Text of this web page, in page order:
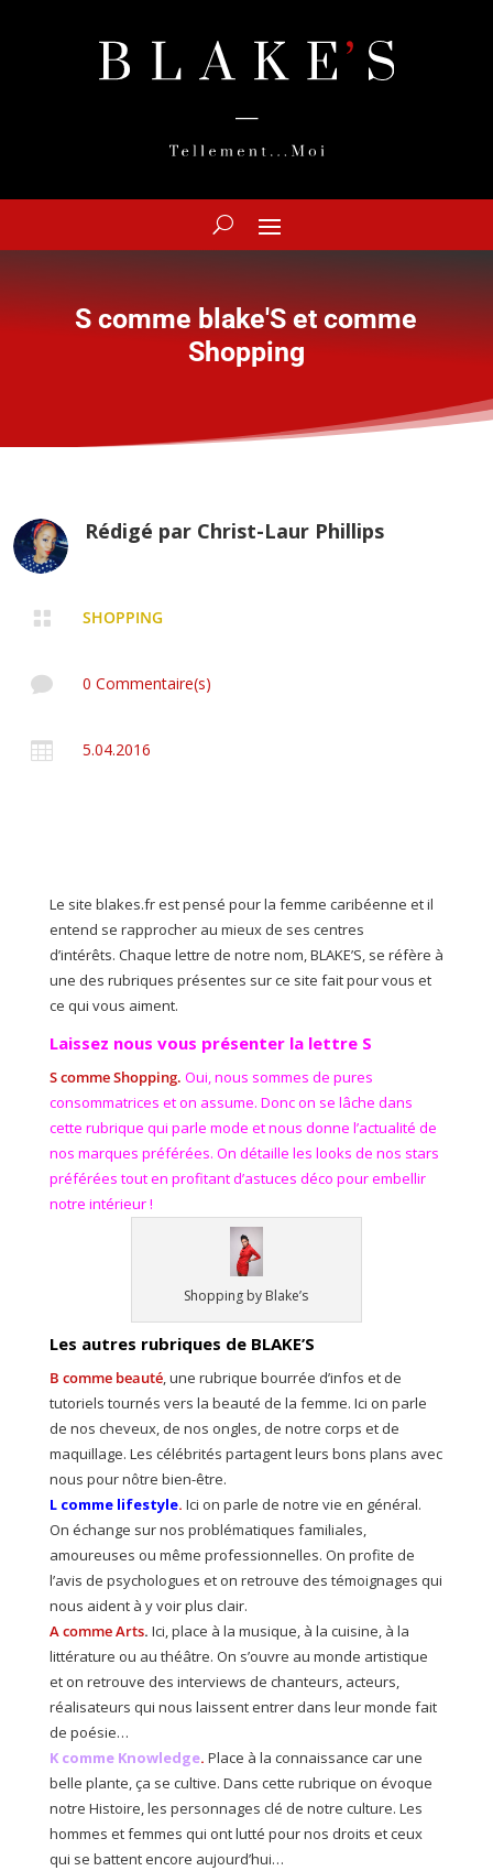
S comme blake'S et comme
Shopping
Rédigé par Christ-Laur Phillips
 SHOPPING
 0 Commentaire(s)
 5.04.2016
Le site blakes.fr est pensé pour la femme caribéenne et il
entend se rapprocher au mieux de ses centres
d’intérêts. Chaque lettre de notre nom, BLAKE’S, se réfère à
une des rubriques présentes sur ce site fait pour vous et
ce qui vous aiment.
Laissez nous vous présenter la lettre S
S comme Shopping. Oui, nous sommes de pures
consommatrices et on assume. Donc on se lâche dans
cette rubrique qui parle mode et nous donne l’actualité de
nos marques préférées. On détaille les looks de nos stars
préférées tout en profitant d’astuces déco pour embellir
notre intérieur !
Shopping by Blake’s
Les autres rubriques de BLAKE’S
B comme beauté, une rubrique bourrée d’infos et de
tutoriels tournés vers la beauté de la femme. Ici on parle
de nos cheveux, de nos ongles, de notre corps et de
maquillage. Les célébrités partagent leurs bons plans avec
nous pour nôtre bien-être.
L comme lifestyle. Ici on parle de notre vie en général.
On échange sur nos problématiques familiales,
amoureuses ou même professionnelles. On profite de
l’avis de psychologues et on retrouve des témoignages qui
nous aident à y voir plus clair.
A comme Arts. Ici, place à la musique, à la cuisine, à la
littérature ou au théâtre. On s’ouvre au monde artistique
et on retrouve des interviews de chanteurs, acteurs,
réalisateurs qui nous laissent entrer dans leur monde fait
de poésie…
K comme Knowledge. Place à la connaissance car une
belle plante, ça se cultive. Dans cette rubrique on évoque
notre Histoire, les personnages clé de notre culture. Les
hommes et femmes qui ont lutté pour nos droits et ceux
qui se battent encore aujourd’hui…